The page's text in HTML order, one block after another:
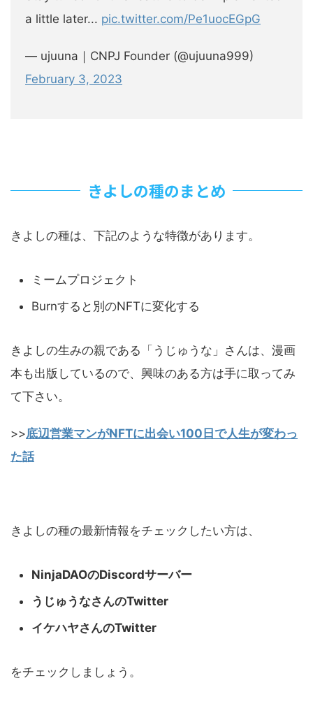
a little later... pic.twitter.com/Pe1uocEGpG
— ujuuna｜CNPJ Founder (@ujuuna999)
February 3, 2023
きよしの種のまとめ
きよしの種は、下記のような特徴があります。
ミームプロジェクト
Burnすると別のNFTに変化する
きよしの生みの親である「うじゅうな」さんは、漫画
本も出版しているので、興味のある方は手に取ってみ
て下さい。
>>底辺営業マンがNFTに出会い100日で人生が変わっ
た話
きよしの種の最新情報をチェックしたい方は、
NinjaDAOのDiscordサーバー
うじゅうなさんのTwitter
イケハヤさんのTwitter
をチェックしましょう。